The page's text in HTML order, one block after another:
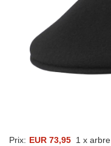
Prix: EUR 73,95 1 x arbre